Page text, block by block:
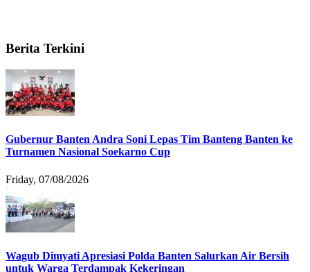
Berita Terkini
Gubernur Banten Andra Soni Lepas Tim Banteng Banten ke
Turnamen Nasional Soekarno Cup
Friday, 07/08/2026
Wagub Dimyati Apresiasi Polda Banten Salurkan Air Bersih
untuk Warga Terdampak Kekeringan